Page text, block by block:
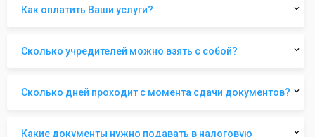
Как оплатить Ваши услуги?
Сколько учредителей можно взять с собой?
Сколько дней проходит с момента сдачи документов?
Какие документы нужно подавать в налоговую